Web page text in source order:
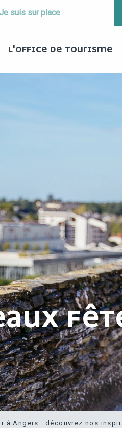
suis sur place
L'OFFICE DE TOURISME
à Angers : découvrez nos